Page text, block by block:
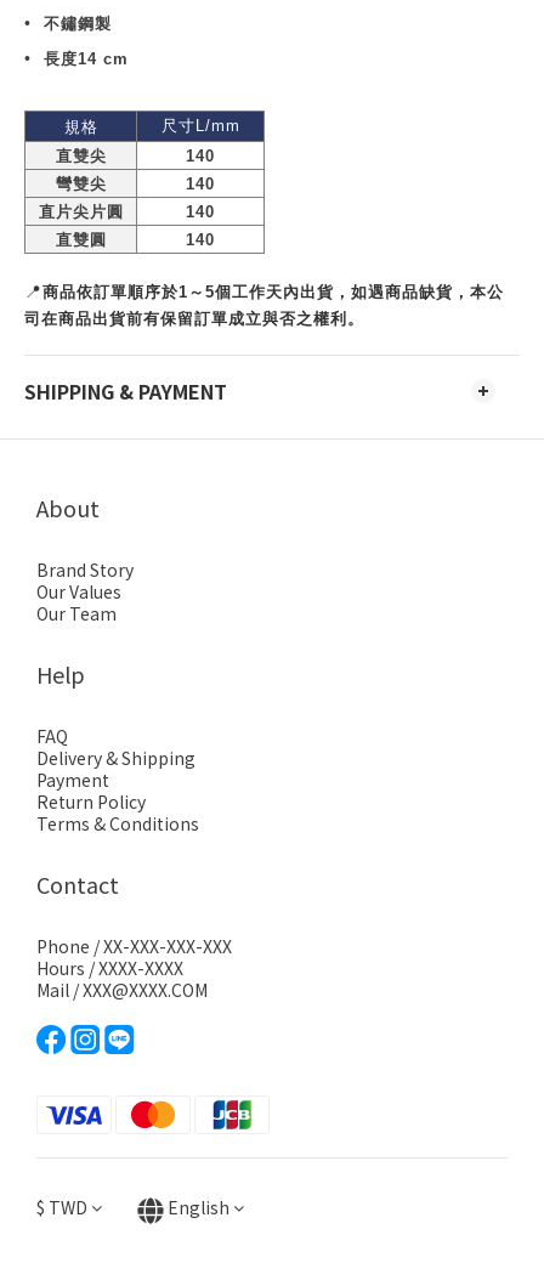
• 不鏽鋼製
• 長度14 cm
規格 尺寸 L/mm
直雙尖
140
彎雙尖
140
直片尖片圓
140
直雙圓
140
📍商品依訂單順序於1～5個工作天內出貨，如遇商品缺貨，本公
司在商品出貨前有保留訂單成立與否之權利。
SHIPPING & PAYMENT
About
Brand Story
Our Values
Our Team
Help
FAQ
Delivery & Shipping
Payment
Return Policy
Terms & Conditions
Contact
Phone / XX-XXX-XXX-XXX
Hours / XXXX-XXXX
Mail / XXX@XXXX.COM
$ TWD English